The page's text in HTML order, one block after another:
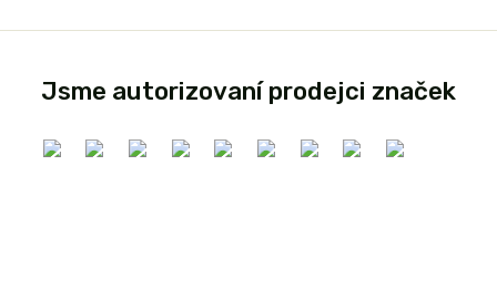
Jsme autorizovaní prodejci značek